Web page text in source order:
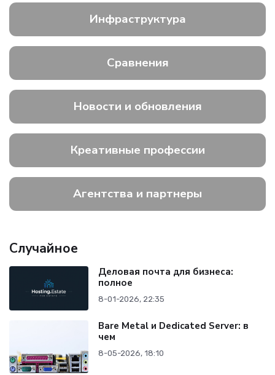
Инфраструктура
Сравнения
Новости и обновления
Креативные профессии
Агентства и партнеры
Случайное
Деловая почта для бизнеса:
полное
8-01-2026, 22:35
Bare Metal и Dedicated Server: в
чем
8-05-2026, 18:10